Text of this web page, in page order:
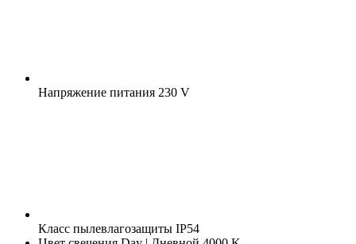
Напряжение питания 230 V
Класс пылевлагозащиты IP54